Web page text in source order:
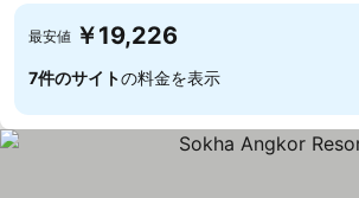
最安値 ￥19,226
7件のサイトの料金を表示